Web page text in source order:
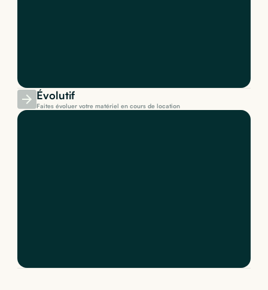
Évolutif
Faites évoluer votre matériel en cours de location